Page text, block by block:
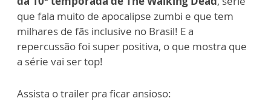
que fala muito de apocalipse zumbi e que tem
milhares de fãs inclusive no Brasil! E a
repercussão foi super positiva, o que mostra que
a série vai ser top!
Assista o trailer pra ficar ansioso: